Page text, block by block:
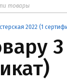
2022 (1